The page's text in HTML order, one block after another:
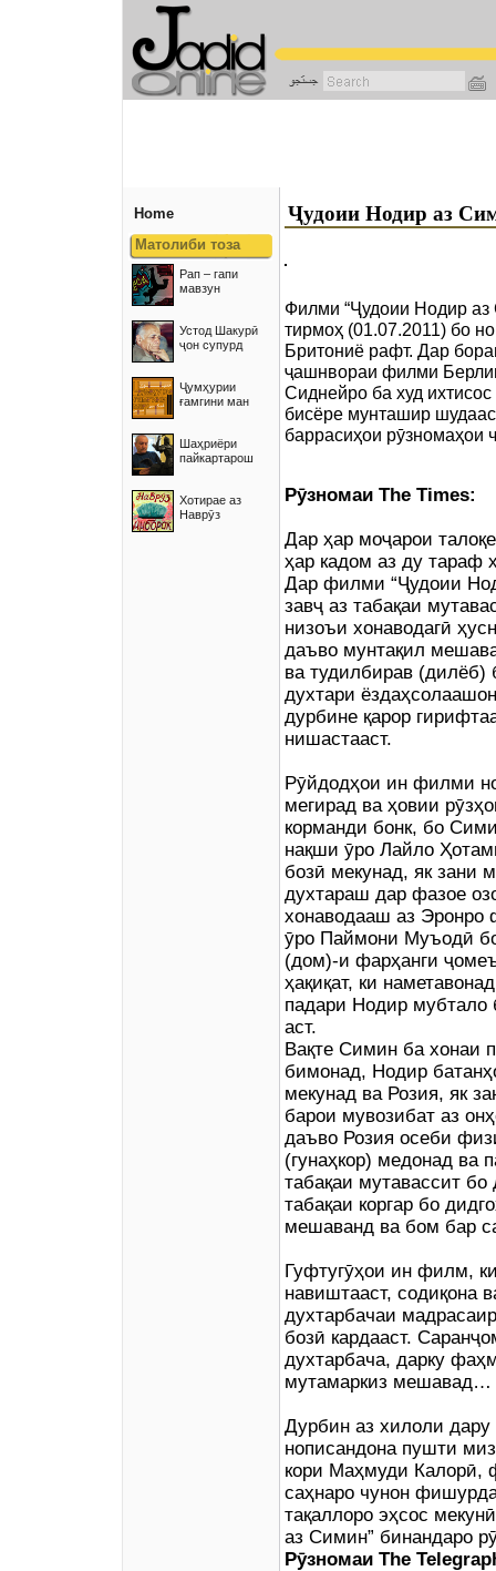
Home
Матолиби тоза
Рап – гапи
мавзун
Устод Шакурӣ
ҷон супурд
Ҷумҳурии
ғамгини ман
Шаҳриёри
пайкартарош
Хотирае аз
Наврӯз
Ҷудоии Нодир аз
Филми “Ҷудоии Нодир аз
тирмоҳ (01.07.2011) бо
Бритониё рафт. Дар
ҷашнвораи филми
Сиднейро ба худ
бисёре мунташир
баррасиҳои рӯзномаҳои
Рӯзномаи The Times:
Дар ҳар моҷарои
ҳар кадом аз ду тараф
Дар филми “Ҷудоии
завҷ аз табақаи
низоъи хонаводагӣ
даъво мунтақил
ва тудилбирав (дилёб)
духтари
дурбине қарор
нишастааст.
Рӯйдодҳои ин филми
мегирад ва ҳовии
корманди бонк, бо
нақши ӯро Лайло
бозӣ мекунад, як зани
духтараш дар фазое
хонаводааш аз Эронро
ӯро Паймони Муъодӣ
(дом)-и фарҳанги
ҳақиқат, ки
падари Нодир
аст.
Вақте Симин ба хонаи
бимонад, Нодир
мекунад ва Розия, як
барои мувозибат аз
даъво Розия осеби
(гунаҳкор) медонад ва
табақаи мутавассит бо
табақаи коргар бо
мешаванд ва бом бар
Гуфтугӯҳои ин филм,
навиштааст, содиқона
духтарбачаи
бозӣ кардааст.
духтарбача, дарку
мутамаркиз мешавад…
Дурбин аз хилоли дару
нописандона пушти
кори Маҳмуди Калорӣ,
саҳнаро чунон
тақаллоро эҳсос
аз Симин” бинандаро
Рӯзномаи The